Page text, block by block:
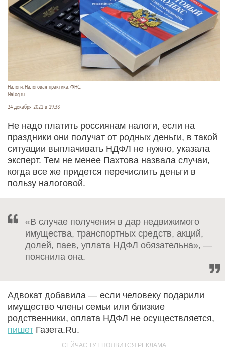
Налоги. Налоговая практика. ФНС.
Nalog.ru
24 декабря 2021 в 19:38
Не надо платить россиянам налоги, если на
праздники они получат от родных деньги, в такой
ситуации выплачивать НДФЛ не нужно, указала
эксперт. Тем не менее Пахтова назвала случаи,
когда все же придется перечислить деньги в
пользу налоговой.
«В случае получения в дар недвижимого
имущества, транспортных средств, акций,
долей, паев, уплата НДФЛ обязательна», —
пояснила она.
Адвокат добавила — если человеку подарили
имущество члены семьи или близкие
родственники, оплата НДФЛ не осуществляется,
пишет Газета.Ru.